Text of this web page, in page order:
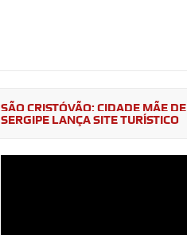
SÃO CRISTÓVÃO: CIDADE MÃE DE
SERGIPE LANÇA SITE TURÍSTICO